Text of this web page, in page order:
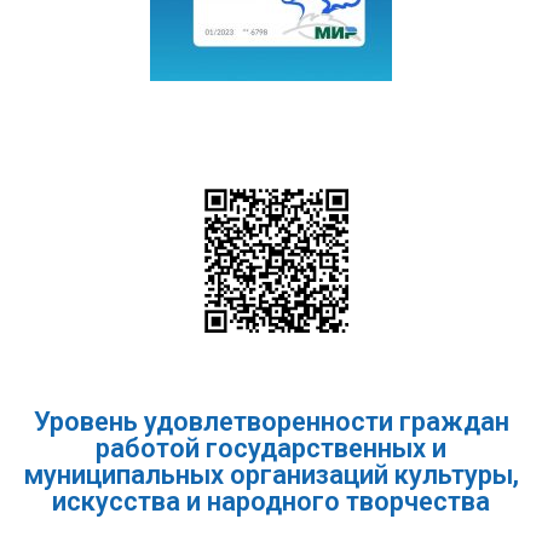
Уровень удовлетворенности граждан
работой государственных и
муниципальных организаций культуры,
искусства и народного творчества